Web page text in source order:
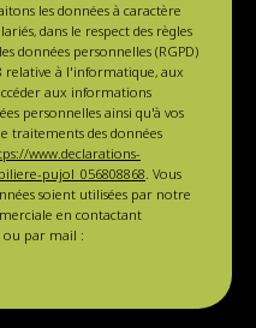
les données à caractère
dans le respect des règles
données personnelles (RGPD)
relative à l'informatique, aux
aux informations
personnelles ainsi qu'à vos
traitements des données
www.declarations-
pujol_056808868. Vous
soient utilisées par notre
en contactant
ou par mail :